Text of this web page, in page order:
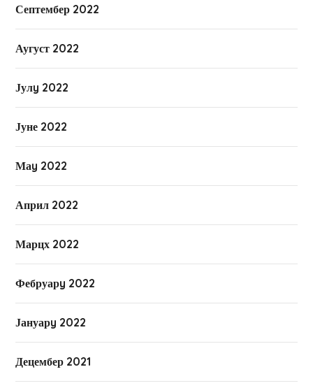
Септембер 2022
Аугуст 2022
Јулy 2022
Јуне 2022
Маy 2022
Април 2022
Марцх 2022
Фебруарy 2022
Јануарy 2022
Децембер 2021